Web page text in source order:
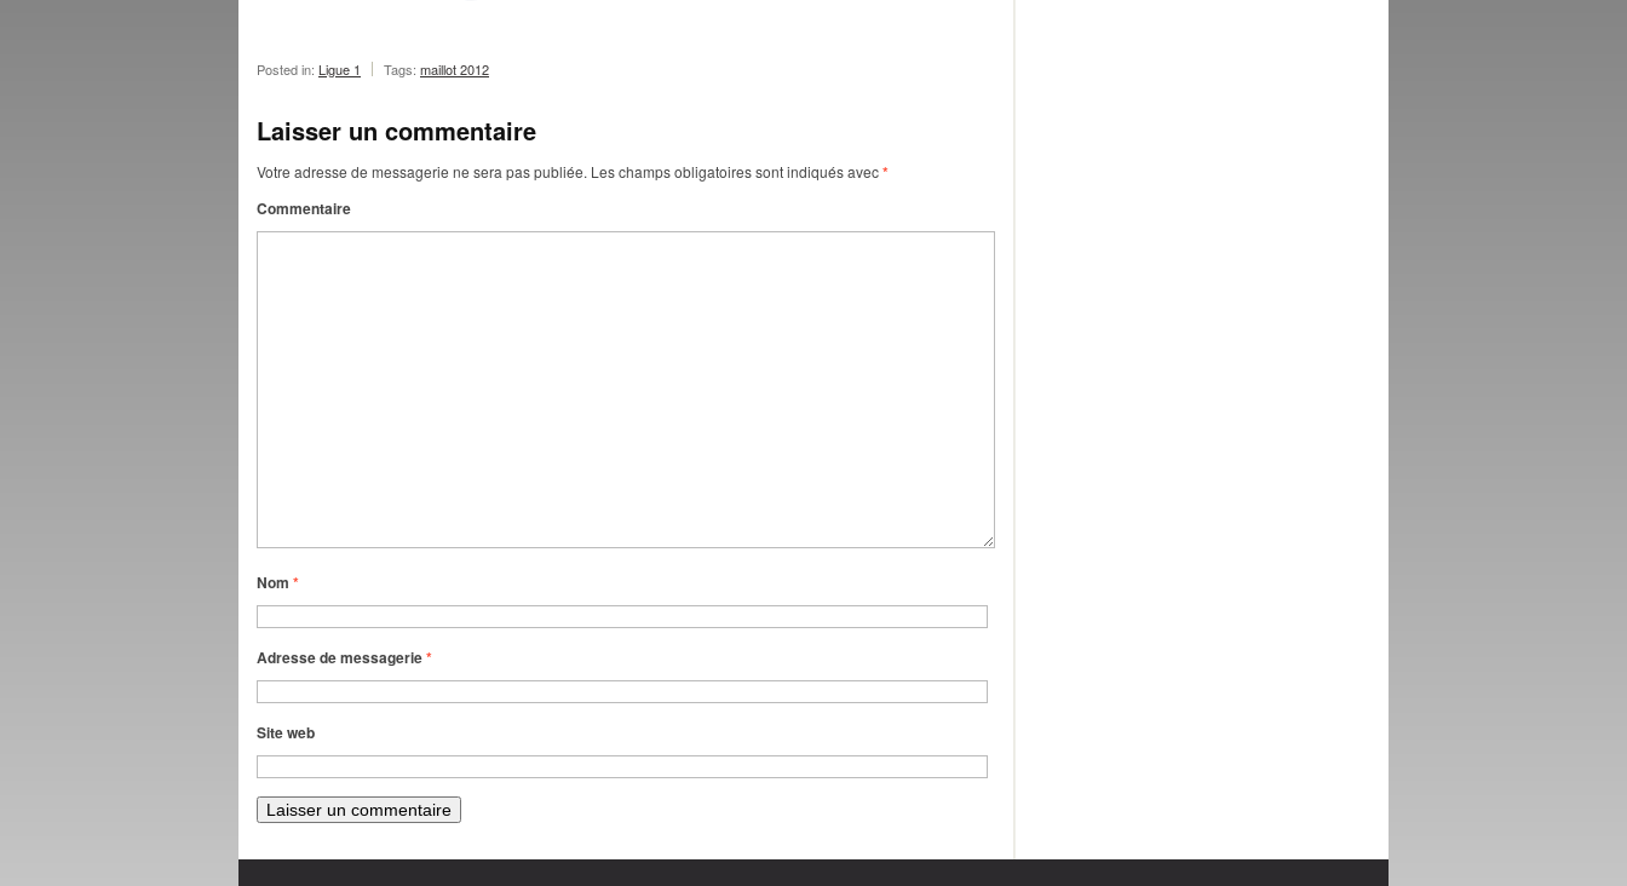
Posted in: Ligue 1 Tags: maillot 2012
Laisser un commentaire
Votre adresse de messagerie ne sera pas publiée. Les champs obligatoires sont indiqués avec*
Commentaire
Nom *
Adresse de messagerie*
Site web